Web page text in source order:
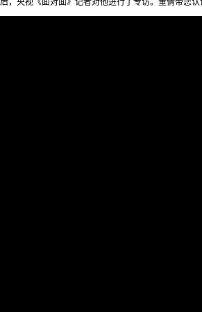
后，央视《面对面》记者对他进行了专访。董倩带您